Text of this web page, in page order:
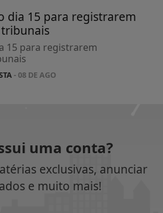
dia 15 para registrarem
15 para registrarem
- 08 DE AGO
uma conta?
exclusivas, anunciar
e muito mais!